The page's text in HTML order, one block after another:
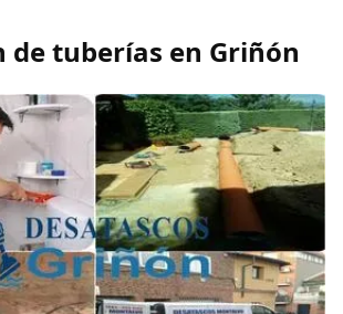
de tuberías en Griñón